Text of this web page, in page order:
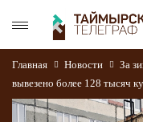
Главная Новости
За
вывезено более 128 тысяч